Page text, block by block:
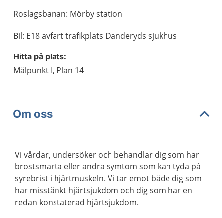
Roslagsbanan: Mörby station
Bil: E18 avfart trafikplats Danderyds sjukhus
Hitta på plats:
Målpunkt I, Plan 14
Om oss
Vi vårdar, undersöker och behandlar dig som har
bröstsmärta eller andra symtom som kan tyda på
syrebrist i hjärtmuskeln. Vi tar emot både dig som
har misstänkt hjärtsjukdom och dig som har en
redan konstaterad hjärtsjukdom.